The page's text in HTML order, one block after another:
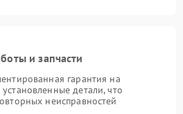
и запчасти
гарантия на
детали, что
неисправностей